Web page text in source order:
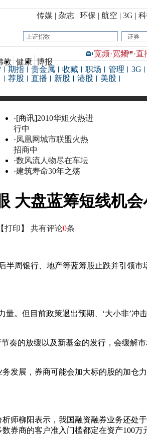
传媒| 杂志| 环保 | 航空 | 3G |
证券
教 健康 博报
宽频·宽频 ·直
期指 贵金属 收藏 职场 管理
3G
荐股 直播 新股 港股
美股
·[商讯]2010华姐火热进
行中
·凤凰网城市联盟火热
招商中
·数风流人物尽在车坛
·建筑寿命30年之殇
大盘蓝筹短线机会
打印 】 共有评论0条
周银行、地产等蓝筹股止跌并引领市
。但目前政策退出预期、‘大小非’冲
奏的放缓以及新基金的发行，会缓解
发展，券商可能会加大标的股的加仓
师柳阳表示，我国融资融券业务还处
券商的客户准入门槛都定在资产100